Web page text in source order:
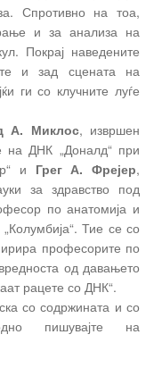
Спротивно на тоа,
и за анализа на
Покрај наведените
и зад сцената на
ги со клучните луѓе
А. Миклос, извршен
на ДНК „Доналд“ при
и Грег А. Фрејер,
за здравство под
по анатомија и
Тие се со
професорите по
од давањето
рацете со ДНК“.
со содржината и со
пишувајте на